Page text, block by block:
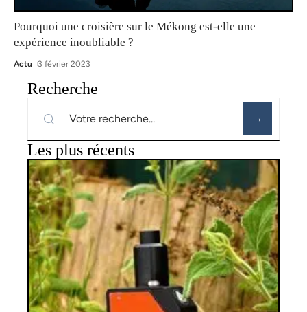
Pourquoi une croisière sur le Mékong est-elle une
expérience inoubliable ?
Actu 3 février 2023
Recherche
Les plus récents